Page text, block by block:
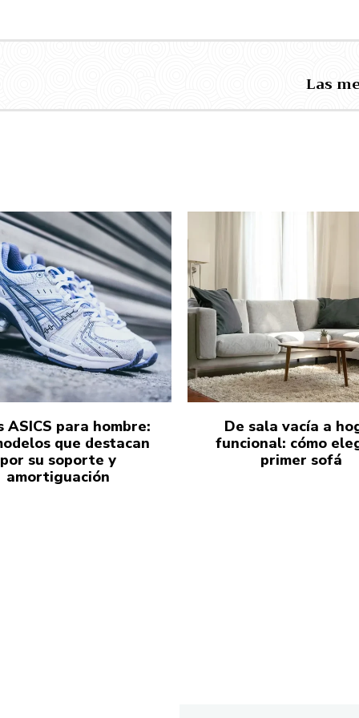
Las
ASICS para hombre:
que destacan
por su soporte y
amortiguación
De sala vacía a
funcional: cómo
primer sofá